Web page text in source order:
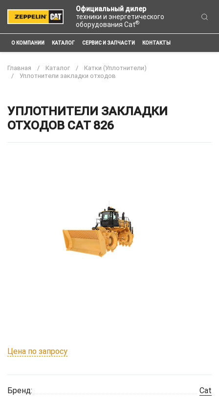
Официальный дилер
техники и энергетического
оборудования Cat®
О КОМПАНИИ КАТАЛОГ СЕРВИС И ЗАПЧАСТИ КОНТАКТЫ
Главная Каталог
Катки (Уплотнители)
Уплотнители закладки отходов
УПЛОТНИТЕЛИ ЗАКЛАДКИ
ОТХОДОВ CAT 826
Цена по запросу
Бренд:
Cat